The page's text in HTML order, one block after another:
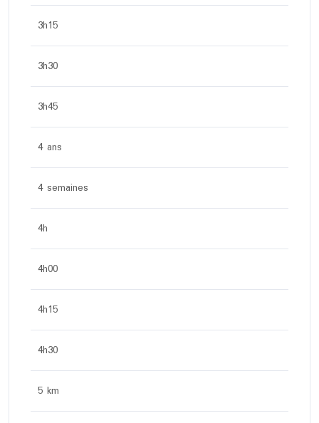
3h15
3h30
3h45
4 ans
4 semaines
4h
4h00
4h15
4h30
5 km